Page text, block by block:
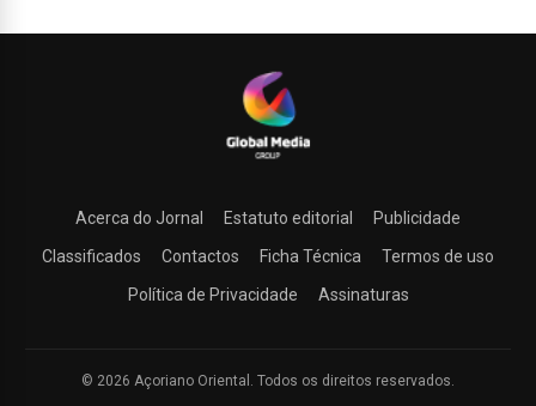
Acerca do Jornal Estatuto editorial
Publicidade
Classificados
Contactos Ficha Técnica
Termos de uso
Política de Privacidade
Assinaturas
© 2026 Açoriano Oriental. Todos os direitos reservados.